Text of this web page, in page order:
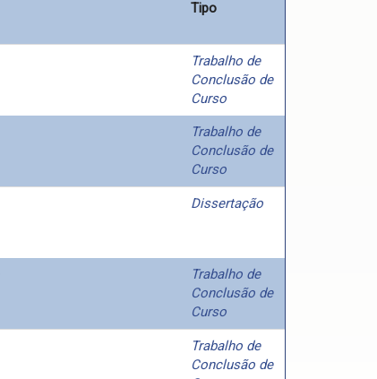
Tipo
Trabalho de
Conclusão de
Curso
Trabalho de
Conclusão de
Curso
Dissertação
Trabalho de
Conclusão de
Curso
Trabalho de
Conclusão de